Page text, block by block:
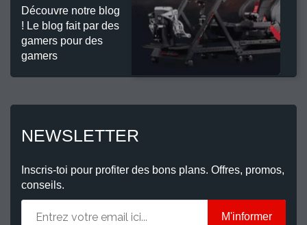
Découvre notre blog
! Le blog fait par des
gamers pour des
gamers
NEWSLETTER
Inscris-toi pour profiter des bons plans. Offres, promos,
conseils.
M'informer